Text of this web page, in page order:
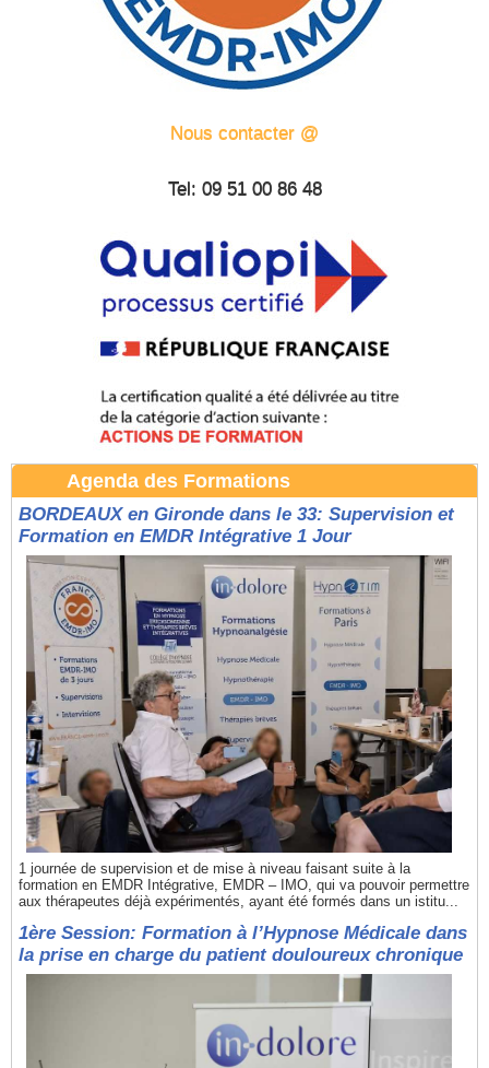
Nous contacter @
Tel: 09 51 00 86 48
Agenda des Formations
BORDEAUX en Gironde dans le 33: Supervision et
Formation en EMDR Intégrative 1 Jour
1 journée de supervision et de mise à niveau faisant suite à la
formation en EMDR Intégrative, EMDR – IMO, qui va pouvoir permettre
aux thérapeutes déjà expérimentés, ayant été formés dans un istitu...
1ère Session: Formation à l’Hypnose Médicale dans
la prise en charge du patient douloureux chronique